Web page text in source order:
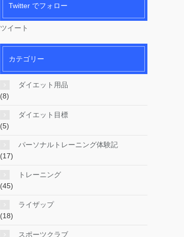
Twitter でフォロー
ツイート
カテゴリー
ダイエット用品
(8)
ダイエット目標
(5)
パーソナルトレーニング体験記
(17)
トレーニング
(45)
ライザップ
(18)
スポーツクラブ